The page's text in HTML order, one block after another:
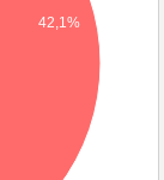
42,1%